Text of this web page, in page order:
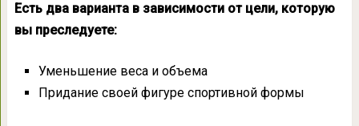
Есть два варианта в зависимости от цели, которую
вы преследуете:
Уменьшение веса и объема
Придание своей фигуре спортивной формы